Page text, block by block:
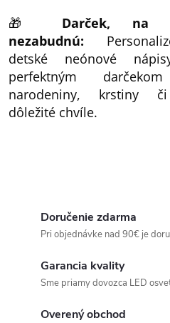
🎁 Darček, na
nezabudnú:
detské neónové
perfektným
narodeniny, krstiny
dôležité chvíle.
Doručenie zdarma
Pri objednávke nad 90€ je
Garancia kvality
Sme priamy dovozca LED
Overený obchod